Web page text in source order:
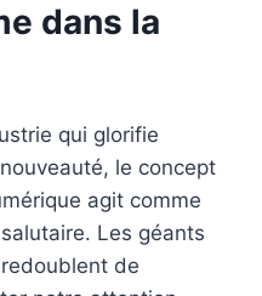
dans la
qui glorifie
le concept
agit comme
Les géants
redoublent de